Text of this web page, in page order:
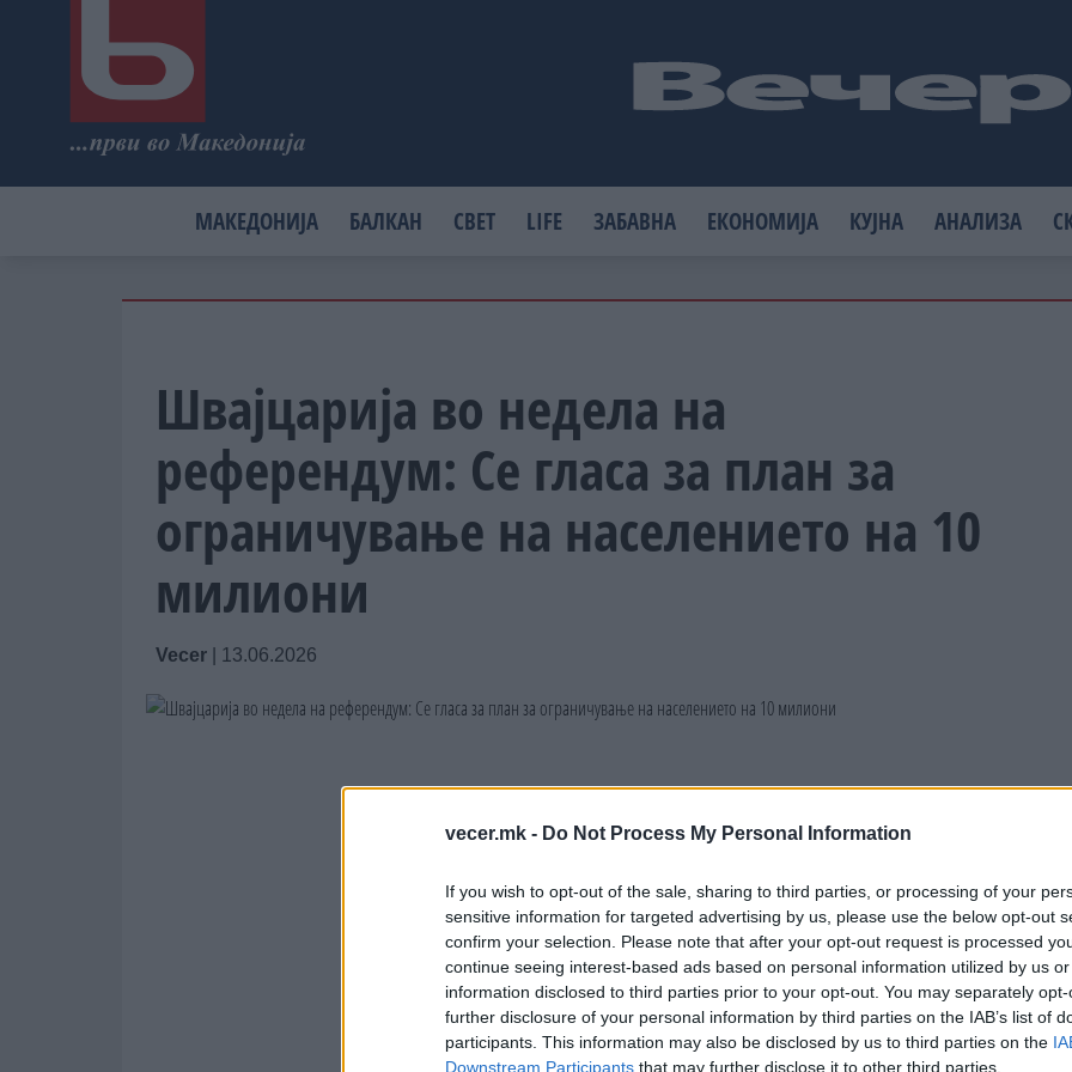
vecer.mk - Do Not Process My Personal Information
If you wish to opt-out of the sale, sharing to third parties, or processing of your
sensitive information for targeted advertising by us, please use the below opt-out
confirm your selection. Please note that after your opt-out request is processed
continue seeing interest-based ads based on personal information utilized by us
information disclosed to third parties prior to your opt-out. You may separately
further disclosure of your personal information by third parties on the IAB’s list of
participants. This information may also be disclosed by us to third parties on the
Downstream Participants that may further disclose it to other third parties.
МАКЕДОНИЈА БАЛКАН СВЕТ LIFE ЗАБАВНА ЕКОНОМИЈА КУЈНА АНАЛИЗА
Швајцарија во недела на
референдум: Се гласа за план за
ограничување на населението на 10
милиони
Vecer 13.06.2026